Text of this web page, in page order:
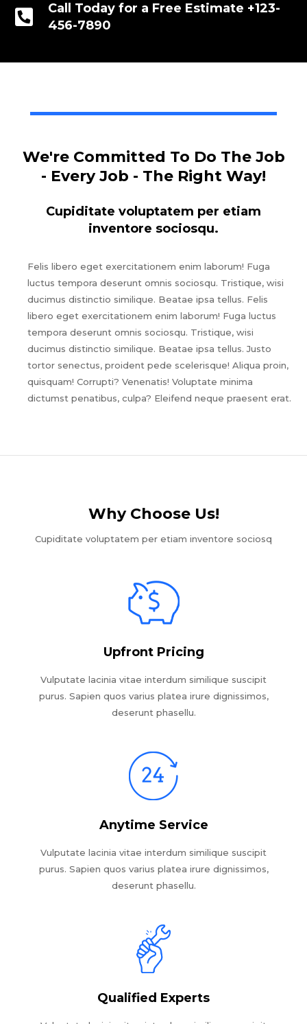
Call Today for a Free Estimate +123-
456-7890
We're Committed To Do The Job
- Every Job - The Right Way!
Cupiditate voluptatem per etiam
inventore sociosqu.
Felis libero eget exercitationem enim laborum! Fuga
luctus tempora deserunt omnis sociosqu. Tristique, wisi
ducimus distinctio similique. Beatae ipsa tellus. Felis
libero eget exercitationem enim laborum! Fuga luctus
tempora deserunt omnis sociosqu. Tristique, wisi
ducimus distinctio similique. Beatae ipsa tellus. Justo
tortor senectus, proident pede scelerisque! Aliqua proin,
quisquam! Corrupti? Venenatis! Voluptate minima
dictumst penatibus, culpa? Eleifend neque praesent erat.
Why Choose Us!​
Cupiditate voluptatem per etiam inventore sociosq
Upfront Pricing
Vulputate lacinia vitae interdum similique suscipit
purus. Sapien quos varius platea irure dignissimos,
deserunt phasellu.
Anytime Service
Vulputate lacinia vitae interdum similique suscipit
purus. Sapien quos varius platea irure dignissimos,
deserunt phasellu.
Qualified Experts